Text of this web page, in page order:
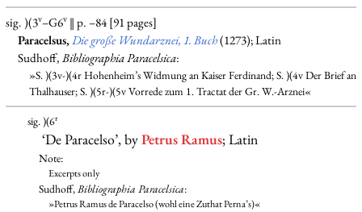
sig. )(3v–G6v‖ p. –84 [91 pages]
Paracelsus,Die große Wundarznei, 1. Buch(1273); Latin
Sudhoff,Bibliographia Paracelsica:
»S. )(3v-)(4r Hohenheim’s Widmung an Kaiser Ferdinand; S. )(4v Der Brief an
Thalhauser; S. )(5r-)(5v Vorrede zum 1. Tractat der Gr. W.-Arznei«
sig. )(6r
‘De Paracelso’, byPetrus Ramus; Latin
Note:
Excerpts only
Sudhoff,Bibliographia Paracelsica:
»Petrus Ramus de Paracelso (wohl eine Zuthat Perna’s)«